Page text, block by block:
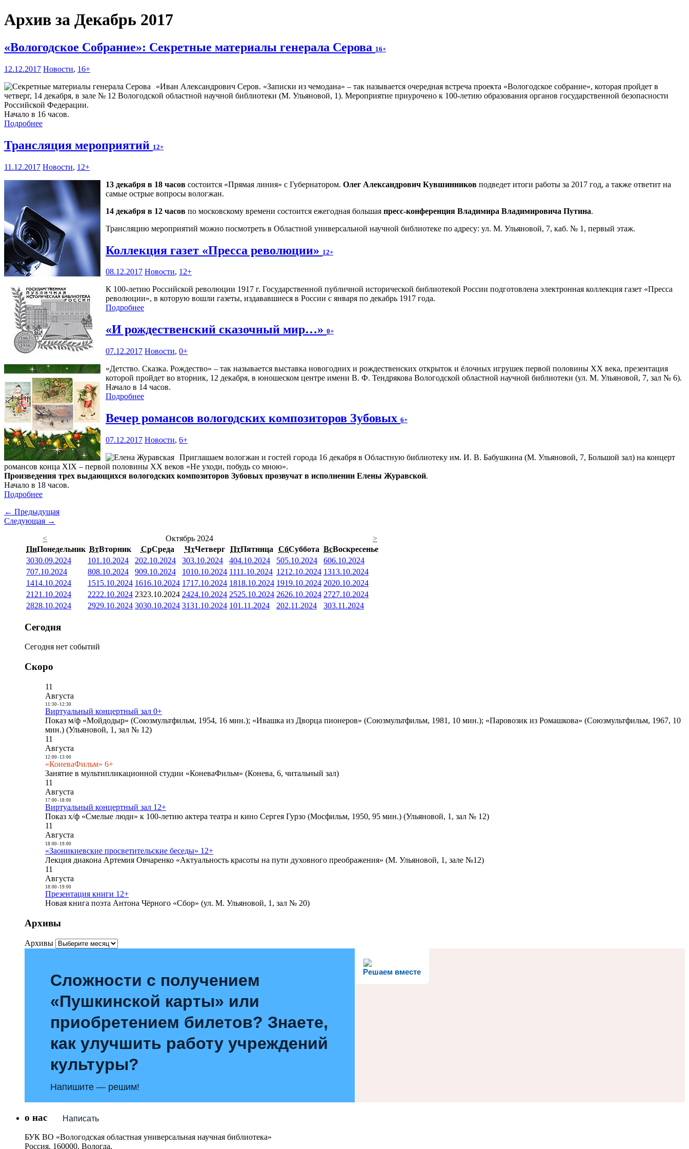
Архив за Декабрь 2017
«Вологодское Собрание»: Секретные материалы генерала Серова 16+
12.12.2017 Новости, 16+
«Иван Александрович Серов. «Записки из чемодана» – так называется очередная встреча проекта «Вологодское собрание», которая пройдет в
четверг, 14 декабря, в зале № 12 Вологодской областной научной библиотеки (М. Ульяновой, 1). Мероприятие приурочено к 100-летию образования органов государственной безопасности
Российской Федерации.
Начало в 16 часов.
Подробнее
Трансляция мероприятий 12+
11.12.2017 Новости, 12+
13 декабря в 18 часов состоится «Прямая линия» с Губернатором. Олег Александрович Кувшинников подведет итоги работы за 2017 год, а также ответит на
самые острые вопросы вологжан.
14 декабря в 12 часов по московскому времени состоится ежегодная большая пресс-конференция Владимира Владимировича Путина.
Трансляцию мероприятий можно посмотреть в Областной универсальной научной библиотеке по адресу: ул. М. Ульяновой, 7, каб. № 1, первый этаж.
Коллекция газет «Пресса революции» 12+
08.12.2017 Новости, 12+
К 100-летию Российской революции 1917 г. Государственной публичной исторической библиотекой России подготовлена электронная коллекция газет «Пресса
революции», в которую вошли газеты, издававшиеся в России с января по декабрь 1917 года.
Подробнее
«И рождественский сказочный мир…» 0+
07.12.2017 Новости, 0+
«Детство. Сказка. Рождество» – так называется выставка новогодних и рождественских открыток и ёлочных игрушек первой половины ХХ века, презентация
которой пройдет во вторник, 12 декабря, в юношеском центре имени В. Ф. Тендрякова Вологодской областной научной библиотеки (ул. М. Ульяновой, 7, зал № 6).
Начало в 14 часов.
Подробнее
Вечер романсов вологодских композиторов Зубовых 6+
07.12.2017 Новости, 6+
Приглашаем вологжан и гостей города 16 декабря в Областную библиотеку им. И. В. Бабушкина (М. Ульяновой, 7, Большой зал) на концерт
романсов конца XIX – первой половины XX веков «Не уходи, побудь со мною».
Произведения трех выдающихся вологодских композиторов Зубовых прозвучат в исполнении Елены Журавской.
Начало в 18 часов.
Подробнее
← Предыдущая
Следующая →
<
Октябрь 2024
>
ПнПонедельник ВтВторник СрСреда ЧтЧетверг ПтПятница СбСуббота ВсВоскресенье
3030.09.2024 101.10.2024 202.10.2024 303.10.2024 404.10.2024 505.10.2024 606.10.2024
707.10.2024 808.10.2024 909.10.2024 1010.10.2024 1111.10.2024 1212.10.2024 1313.10.2024
1414.10.2024 1515.10.2024 1616.10.2024 1717.10.2024 1818.10.2024 1919.10.2024 2020.10.2024
21 21.10.2024 2222.10.2024 2323.10.2024 2424.10.2024 2525.10.2024 2626.10.2024 2727.10.2024
2828.10.2024 2929.10.2024 3030.10.2024 3131.10.2024 101.11.2024 202.11.2024 303.11.2024
Сегодня
Сегодня нет событий
Скоро
11
Августа
11:30- 12:30
Виртуальный концертный зал 0+
Показ м/ф «Мойдодыр» (Союзмультфильм, 1954, 16 мин.); «Ивашка из Дворца пионеров» (Союзмультфильм, 1981, 10 мин.); «Паровозик из Ромашкова» (Союзмультфильм, 1967, 10
мин.) (Ульяновой, 1, зал № 12)
11
Августа
12:00- 13:00
«КоневаФильм» 6+
Занятие в мультипликационной студии «КоневаФильм» (Конева, 6, читальный зал)
11
Августа
17:00- 18:00
Виртуальный концертный зал 12+
Показ х/ф «Смелые люди» к 100-летию актера театра и кино Сергея Гурзо (Мосфильм, 1950, 95 мин.) (Ульяновой, 1, зал № 12)
11
Августа
18:00- 19:00
«Заоникиевские просветительские беседы» 12+
Лекция диакона Артемия Овчаренко «Актуальность красоты на пути духовного преображения» (М. Ульяновой, 1, зале №12)
11
Августа
18:00- 19:00
Презентация книги 12+
Новая книга поэта Антона Чёрного «Сбор» (ул. М. Ульяновой, 1, зал № 20)
Архивы
Архивы
Решаем вместе
Сложности с получением
«Пушкинской карты» или
приобретением билетов? Знаете,
как улучшить работу учреждений
культуры?
Напишите — решим!
Написать
о нас
БУК ВО «Вологодская областная универсальная научная библиотека»
Россия, 160000, Вологда,